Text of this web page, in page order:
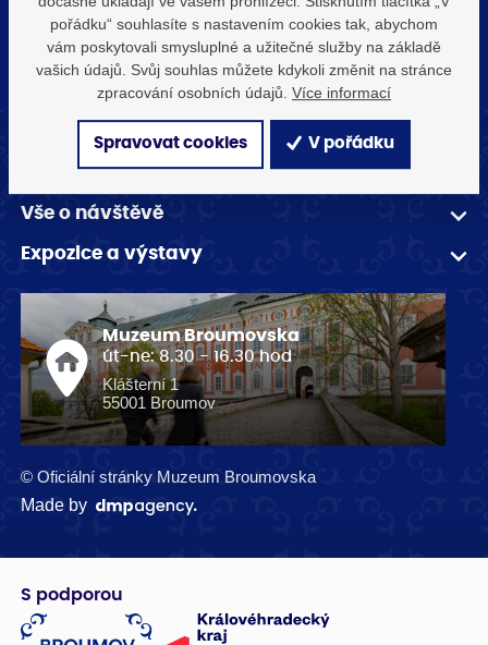
Muzeum
Vše o návštěvě
Expozice a výstavy
Muzeum Broumovska
út-ne: 8.30 - 16.30 hod
Klášterní 1
55001 Broumov
© Oficiální stránky Muzeum Broumovska
Made by
S podporou
pořádku“ souhlasíte s nastavením cookies tak, abychom
vám poskytovali smysluplné a užitečné služby na základě
vašich údajů. Svůj souhlas můžete kdykoli změnit na stránce
zpracování osobních údajů. Více informací
Spravovat cookies V pořádku